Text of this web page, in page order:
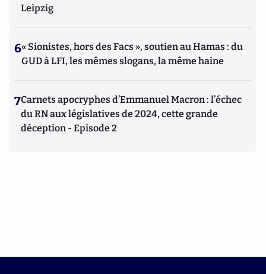
Leipzig
6« Sionistes, hors des Facs », soutien au Hamas : du
GUD à LFI, les mêmes slogans, la même haine
7Carnets apocryphes d’Emmanuel Macron : l’échec
du RN aux législatives de 2024, cette grande
déception - Episode 2